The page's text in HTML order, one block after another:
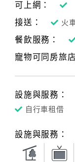
可上網：
接送：
火
餐飲服務：
寵物可同房旅店
設施與服務：
自行車租借
設施與服務：